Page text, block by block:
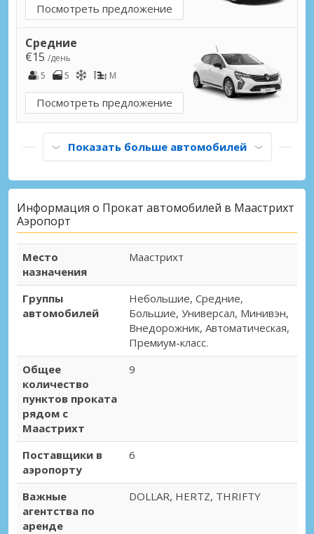
Посмотреть предложение
Средние
€15 /день
5
5 M
Посмотреть предложение
Показать больше автомобилей
Информация о Прокат автомобилей в Маастрихт
Аэропорт
Место
назначения
Маастрихт
Группы
автомобилей
Небольшие, Средние,
Большие, Универсал, Минивэн,
Внедорожник, Автоматическая,
Премиум-класс.
Общее
количество
пунктов проката
рядом с
Маастрихт
9
Поставщики в
аэропорту
6
Важные
агентства по
аренде
DOLLAR, HERTZ, THRIFTY